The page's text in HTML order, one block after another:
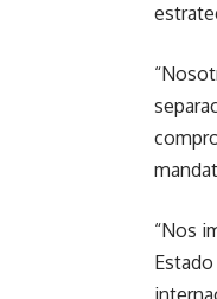
“Nos